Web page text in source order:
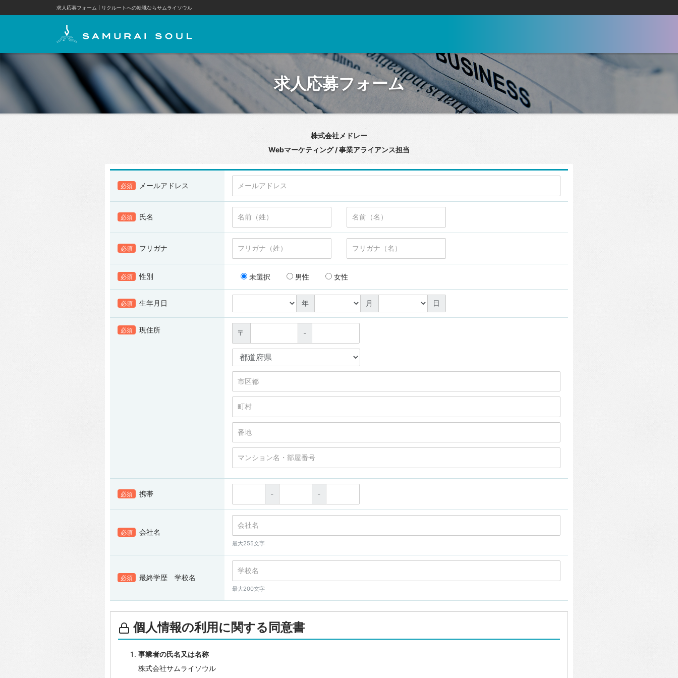
求人応募フォーム リクルートへの転職ならサムライソウル
求人応募フォーム
株式会社メドレー
Webマーケティング / 事業アライアンス担当
必須 メールアドレス
必須 氏名
必須 フリガナ
必須 性別 未選択 男性 女性
必須 生年月日 年 月 日
必須 現住所 〒 -
必須 携帯 - -
必須 会社名
最大255文字
必須 最終学歴 学校名
最大200文字
個人情報の利用に関する同意書
事業者の氏名又は名称
株式会社サムライソウル